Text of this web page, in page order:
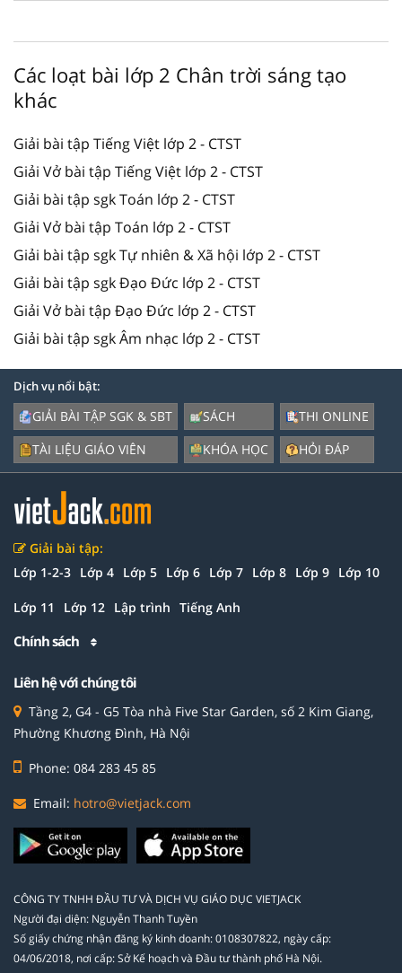
Các loạt bài lớp 2 Chân trời sáng tạo
khác
Giải bài tập Tiếng Việt lớp 2 - CTST
Giải Vở bài tập Tiếng Việt lớp 2 - CTST
Giải bài tập sgk Toán lớp 2 - CTST
Giải Vở bài tập Toán lớp 2 - CTST
Giải bài tập sgk Tự nhiên & Xã hội lớp 2 - CTST
Giải bài tập sgk Đạo Đức lớp 2 - CTST
Giải Vở bài tập Đạo Đức lớp 2 - CTST
Giải bài tập sgk Âm nhạc lớp 2 - CTST
Dịch vụ nổi bật:
GIẢI BÀI TẬP SGK & SBT
TÀI LIỆU GIÁO VIÊN
SÁCH
KHÓA HỌC
THI ONLINE
HỎI ĐÁP
Giải bài tập:
Lớp 1-2-3 Lớp 4 Lớp 5 Lớp 6 Lớp 7 Lớp 8 Lớp 9 Lớp 10
Lớp 11 Lớp 12 Lập trình Tiếng Anh
Chính sách
Liên hệ với chúng tôi
Tầng 2, G4 - G5 Tòa nhà Five Star Garden, số 2 Kim Giang,
Phường Khương Đình, Hà Nội
Phone: 084 283 45 85
Email: hotro@vietjack.com
CÔNG TY TNHH ĐẦU TƯ VÀ DỊCH VỤ GIÁO DỤC VIETJACK
Người đại diện: Nguyễn Thanh Tuyền
Số giấy chứng nhận đăng ký kinh doanh: 0108307822, ngày cấp:
04/06/2018, nơi cấp: Sở Kế hoạch và Đầu tư thành phố Hà Nội.